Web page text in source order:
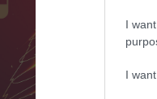
I
I